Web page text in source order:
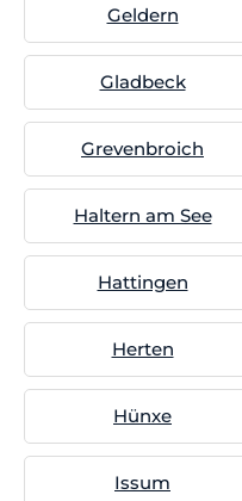
Geldern
Gladbeck
Grevenbroich
Haltern am See
Hattingen
Herten
Hünxe
Issum